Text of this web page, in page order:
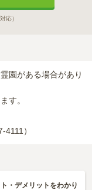
応）
園がある場合があり
す。
4111）
・デメリットをわかり